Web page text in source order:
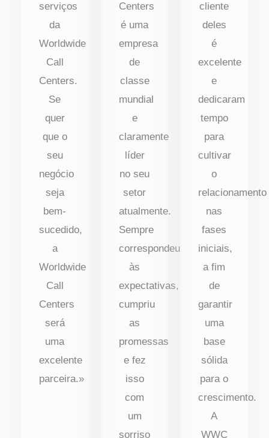
serviços
da
Worldwide
Call
Centers.
Se
quer
que o
seu
negócio
seja
bem-
sucedido,
a
Worldwide
Call
Centers
será
uma
excelente
parceira.»
Centers
é uma
empresa
de
classe
mundial
e
claramente
líder
no seu
setor
atualmente.
Sempre
correspondeu
às
expectativas,
cumpriu
as
promessas
e fez
isso
com
um
sorriso
cliente
deles
é
excelente
e
dedicaram
tempo
para
cultivar
o
relacionamento
nas
fases
iniciais,
a fim
de
garantir
uma
base
sólida
para o
crescimento.
A
WWC